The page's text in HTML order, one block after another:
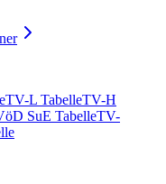
TV-L TabelleTV-H
SuE TabelleTV-